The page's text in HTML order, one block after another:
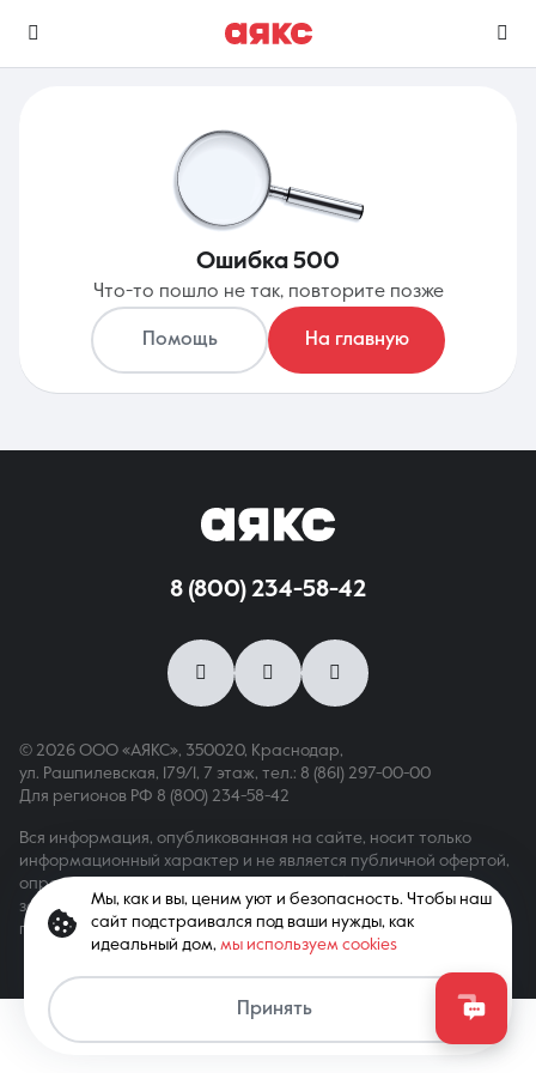
г. Кореновск
0 объявлений
Недвижимость
Контакты
8 (861) 297-00-00
Ошибка 500
Что-то пошло не так, повторите позже
Помощь На главную
8 (800) 234-58-42
© 2026 ООО «АЯКС», 350020, Краснодар,
ул. Рашпилевская, 179/1, 7 этаж, тел.: 8 (861) 297-00-00
Для регионов РФ 8 (800) 234-58-42
Вся информация, опубликованная на сайте, носит только
информационный характер и не является публичной офертой,
определяемой положениями ст. 437 ГК РФ. Все права
защищены. При копировании материалов с сайта
гиперссылка обязательна
Мы, как и вы, ценим уют и безопасность. Чтобы наш
сайт подстраивался под ваши нужды, как
идеальный дом, мы используем cookies
Принять